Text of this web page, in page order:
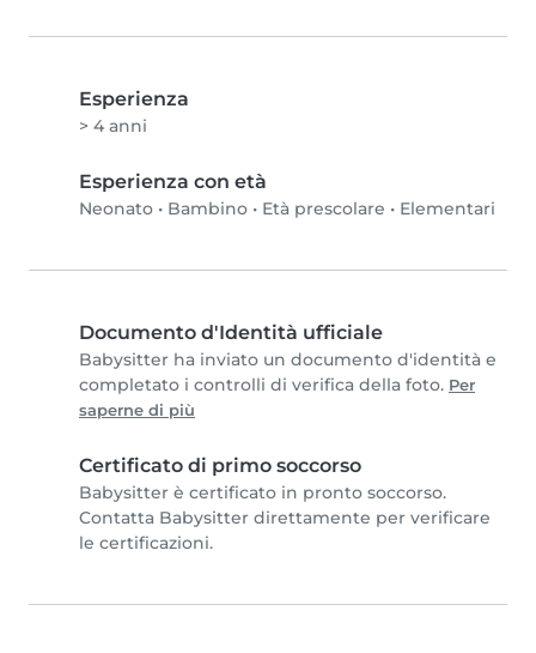
Esperienza
> 4 anni
Esperienza con età
Neonato • Bambino • Età prescolare • Elementari
Documento d'Identità ufficiale
Babysitter ha inviato un documento d'identità e
completato i controlli di verifica della foto. Per
saperne di più
Certificato di primo soccorso
Babysitter è certificato in pronto soccorso.
Contatta Babysitter direttamente per verificare
le certificazioni.